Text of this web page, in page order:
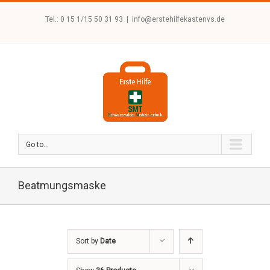
Tel.: 0 15 1/15 50 31 93 info@erstehilfekastenvs.de
Go to...
Beatmungsmaske
Sort by Date